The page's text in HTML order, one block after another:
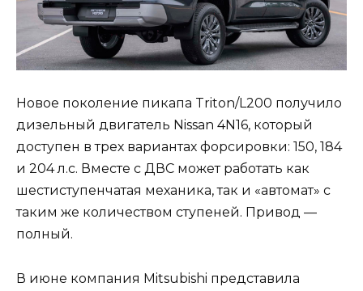
Новое поколение пикапа Triton/L200 получило
дизельный двигатель Nissan 4N16, который
доступен в трех вариантах форсировки: 150, 184
и 204 л.с. Вместе с ДВС может работать как
шестиступенчатая механика, так и «автомат» с
таким же количеством ступеней. Привод —
полный.
В июне компания Mitsubishi представила